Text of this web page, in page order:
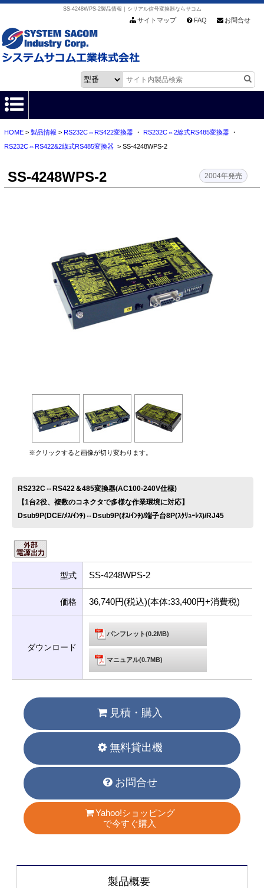
SS-4248WPS-2製品情報｜シリアル信号変換器ならサコム
サイトマップ FAQ お問合せ
HOME
各種ダウンロード
会社情報
お問い合わせ
HOME> 製品情報 > RS232C⇔RS422変換器・ RS232C⇔2線式RS485変換器・
RS232C⇔RS422&2線式RS485変換器> SS-4248WPS-2
SS-4248WPS-2 2004年発売
※クリックすると画像が切り変わります。
RS232C⇔RS422＆485変換器(AC100-240V仕様)
【1台2役、複数のコネクタで多様な作業環境に対応】
Dsub9P(DCE/ﾒｽ/ｲﾝﾁ)⇔Dsub9P(ｵｽ/ｲﾝﾁ)/端子台8P(ｽｸﾘｭｰﾚｽ)/RJ45
型式 SS-4248WPS-2
価格 36,740円(税込)(本体:33,400円+消費税)
ダウンロード
パンフレット(0.2MB)
マニュアル(0.7MB)
見積・購入
無料貸出機
お問合せ
Yahoo!ショッピング
で今すぐ購入
製品概要